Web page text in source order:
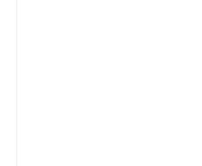
besonders
Damit Ihre
besonderen Tag
Realität